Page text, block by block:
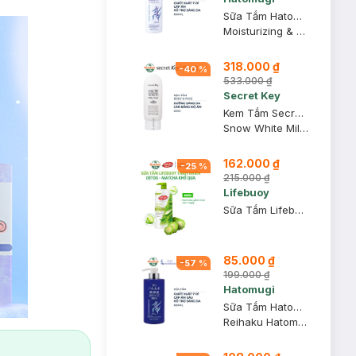
Sữa Tắm Hatomugi Dưỡng Ẩm Chiết Xuất Ý Dĩ 800ml
Moisturizing & Washing The Body Soap
-40% 318.000 ₫
533.000 ₫
Secret Key
Kem Tắm Secret Key Dưỡng Sáng Da Mặt Và Cơ Thể 200g
Snow White Milky Pack
-25 % 162.000 ₫
215.000 ₫
Lifebuoy
Sữa Tắm Lifebuoy Detox Matcha & Khổ Qua 800g
-57 % 85.000 ₫
199.000 ₫
Hatomugi
Sữa Tắm Hatomugi Cấp Ẩm Sâu, Hỗ Trợ Sáng Da 600ml
Reihaku Hatomugi High Moisturizing Body Soap